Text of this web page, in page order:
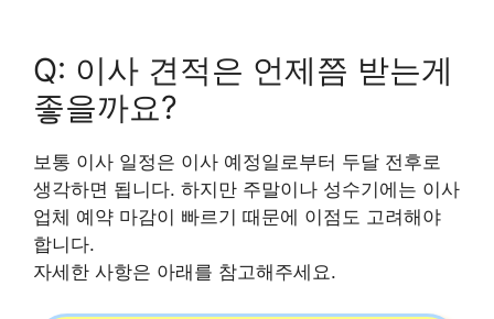
Q: 이사 견적은 언제쯤 받는게
좋을까요?
보통 이사 일정은 이사 예정일로부터 두달 전후로
생각하면 됩니다. 하지만 주말이나 성수기에는 이사
업체 예약 마감이 빠르기 때문에 이점도 고려해야
합니다.
자세한 사항은 아래를 참고해주세요.